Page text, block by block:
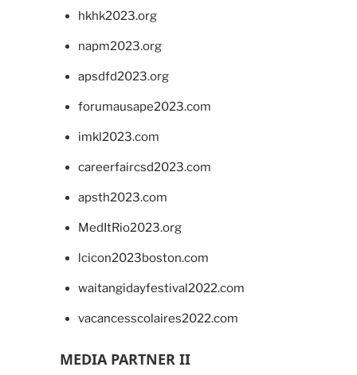
hkhk2023.org
napm2023.org
apsdfd2023.org
forumausape2023.com
imkl2023.com
careerfaircsd2023.com
apsth2023.com
MedItRio2023.org
lcicon2023boston.com
waitangidayfestival2022.com
vacancesscolaires2022.com
MEDIA PARTNER II